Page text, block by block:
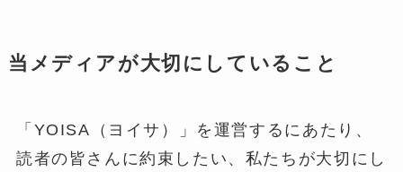
当メディアが大切にしていること
「YOISA（ヨイサ）」を運営するにあたり、
読者の皆さんに約束したい、私たちが大切にし